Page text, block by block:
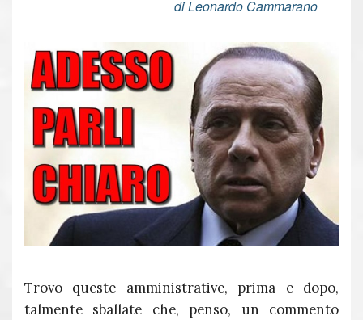
di Leonardo Cammarano
Trovo queste amministrative, prima e dopo,
talmente sballate che, penso, un commento